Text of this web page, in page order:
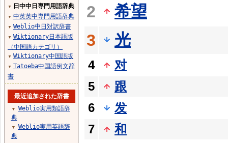
2
希望
3
光
4
对
5
跟
6
发
7
和
▼ 日中中日専門用語辞典
▼ 中英英中専門用語辞典
▼ Weblio中日対訳辞書
▼ Wiktionary日本語版
（中国語カテゴリ）
▼ Wiktionary中国語版
▼ Tatoeba中国語例文辞
書
最近追加された辞書
▼
Weblio実用類語辞
典
▼
Weblio実用英語辞
典